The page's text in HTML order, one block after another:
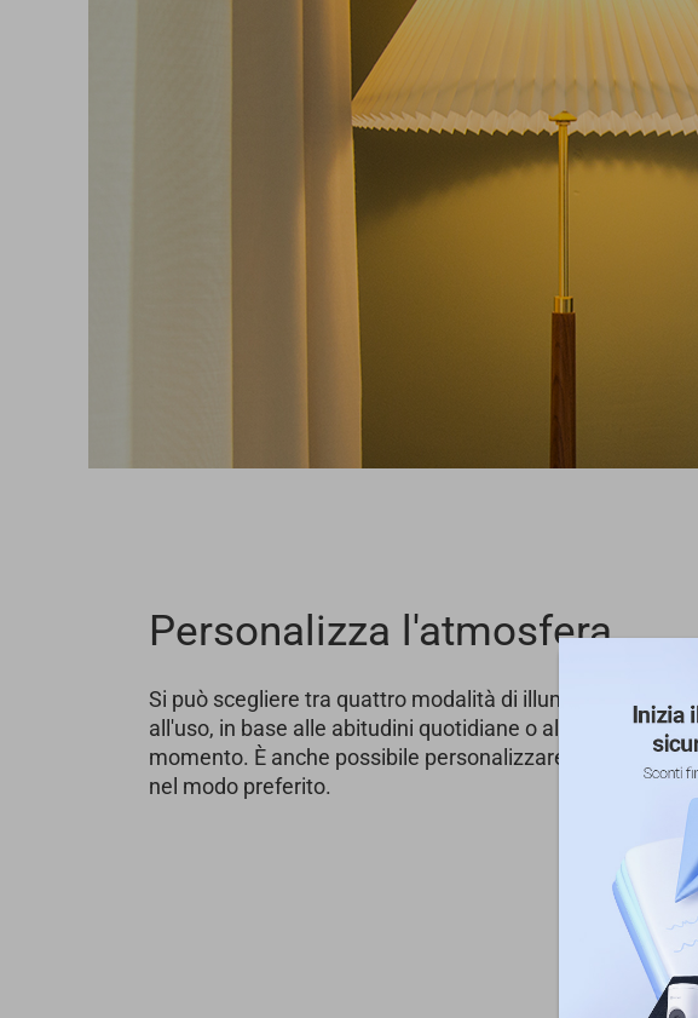
Personalizza l'atmosfera.
Si può scegliere tra quattro modalità di illuminazione
all'uso, in base alle abitudini quotidiane o all'umore del
momento. È anche possibile personalizzare ogni
nel modo preferito.